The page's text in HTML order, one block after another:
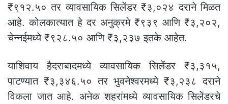
₹९१२.५० तर व्यावसायिक सिलेंडर ₹३,०२४ दराने मिळत
आहे. कोलकात्यात हे दर अनुक्रमे ₹९३९ आणि ₹३,२०२,
चेन्नईमध्ये ₹९२८.५० आणि ₹३,२३७ इतके आहेत.
याशिवाय हैदराबादमध्ये व्यावसायिक सिलेंडर ₹३,३१५,
पाटण्यात ₹३,३४६.५० तर भुवनेश्वरमध्ये ₹३,२३८ दराने
विकला जात आहे. अनेक शहरांमध्ये व्यावसायिक सिलेंडरचे